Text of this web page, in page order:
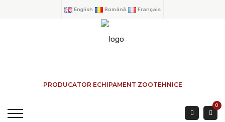
English Română Français
PRODUCATOR ECHIPAMENT ZOOTEHNICE
0